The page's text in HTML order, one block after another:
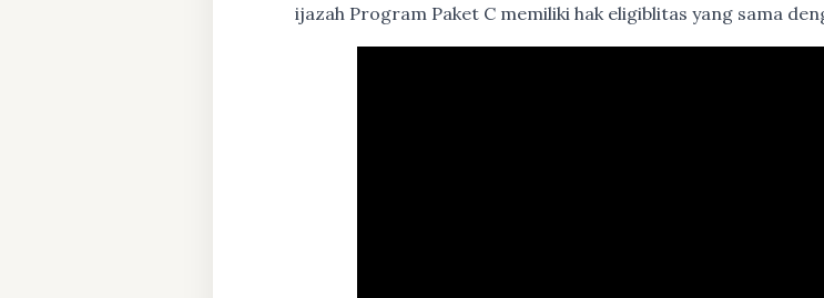
ijazah Program Paket C memiliki hak eligiblitas yang sama